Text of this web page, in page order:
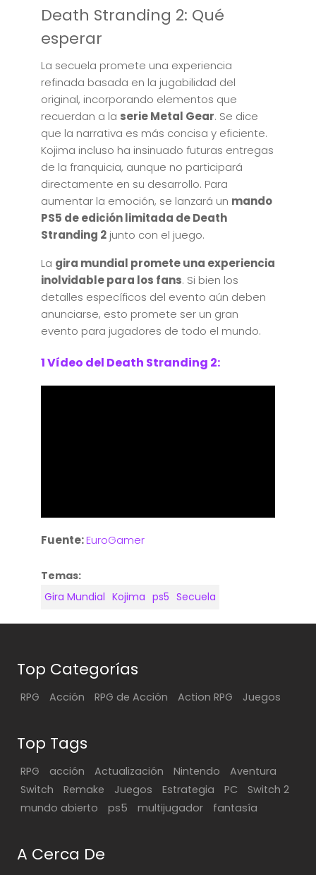
Death Stranding 2: Qué
esperar
La secuela promete una experiencia
refinada basada en la jugabilidad del
original, incorporando elementos que
recuerdan a la serie Metal Gear. Se dice
que la narrativa es más concisa y eficiente.
Kojima incluso ha insinuado futuras entregas
de la franquicia, aunque no participará
directamente en su desarrollo. Para
aumentar la emoción, se lanzará un mando
PS5 de edición limitada de Death
Stranding 2 junto con el juego.
La gira mundial promete una experiencia
inolvidable para los fans. Si bien los
detalles específicos del evento aún deben
anunciarse, esto promete ser un gran
evento para jugadores de todo el mundo.
1 Vídeo del Death Stranding 2:
Fuente:EuroGamer
Temas:
Gira Mundial Kojima ps5 Secuela
Top Categorías
RPG Acción RPG de Acción Action RPG Juegos
Top Tags
RPG acción Actualización Nintendo
Aventura
Switch
Remake Juegos Estrategia PC
Switch 2
mundo abierto
ps5 multijugador fantasía
A Cerca De